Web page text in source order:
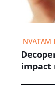
INVATAM
impact